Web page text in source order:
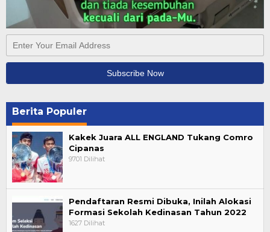
Berita Populer
Kakek Juara ALL ENGLAND Tukang Comro
Cipanas
9701 Dilihat
Pendaftaran Resmi Dibuka, Inilah Alokasi
Formasi Sekolah Kedinasan Tahun 2022
1627 Dilihat